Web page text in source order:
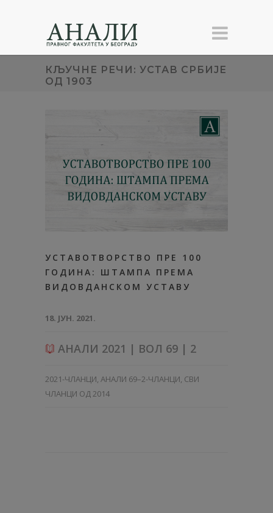
КЉУЧНЕ РЕЧИ: УСТАВ СРБИЈЕ
ОД 1903
УСТАВОТВОРСТВО ПРЕ 100
ГОДИНА: ШТАМПА ПРЕМА
ВИДОВДАНСКОМ УСТАВУ
18. ЈУН. 2021.
АНАЛИ 2021 | ВОЛ 69 | 2
2021-ЧЛАНЦИ, АНАЛИ 69–2-ЧЛАНЦИ, СВИ
ЧЛАНЦИ ОД 2014